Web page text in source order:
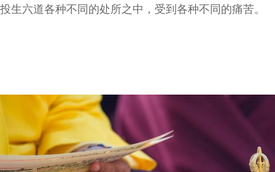
投生六道各种不同的处所之中，受到各种不同的痛苦。